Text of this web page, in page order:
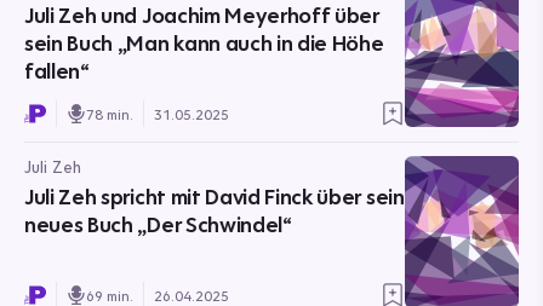
Juli Zeh und Joachim Meyerhoff über
sein Buch „Man kann auch in die Höhe
fallen“
78 min. 31.05.2025
Juli Zeh
Juli Zeh spricht mit David Finck über sein
neues Buch „Der Schwindel“
69 min. 26.04.2025